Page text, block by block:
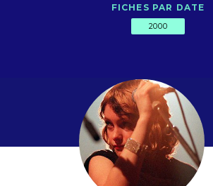
FICHES PAR DATE
2000